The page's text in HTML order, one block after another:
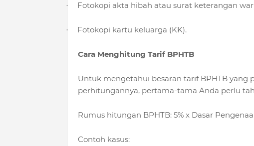
· Fotokopi akta hibah atau surat keterangan
· Fotokopi kartu keluarga (KK).
Cara Menghitung Tarif BPHTB
Untuk mengetahui besaran tarif BPHTB yang
perhitungannya, pertama-tama Anda perlu
Rumus hitungan BPHTB: 5% x Dasar
Contoh kasus: